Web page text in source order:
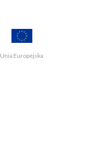
Unia Europejska